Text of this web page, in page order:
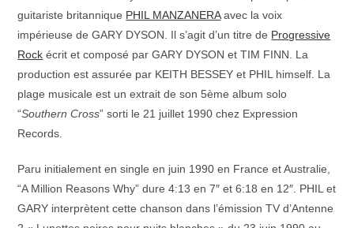
guitariste britannique PHIL MANZANERAavec la voix
impérieuse de GARY DYSON. Il s’agit d’un titre de Progressive
Rock écrit et composé par GARY DYSON et TIM FINN. La
production est assurée par KEITH BESSEY et PHIL himself. La
plage musicale est un extrait de son 5ème album solo
“Southern Cross” sorti le 21 juillet 1990 chez Expression
Records.
Paru initialement en single en juin 1990 en France et Australie,
“A Million Reasons Why” dure 4:13 en 7″ et 6:18 en 12″. PHIL et
GARY interprètent cette chanson dans l’émission TV d’Antenne